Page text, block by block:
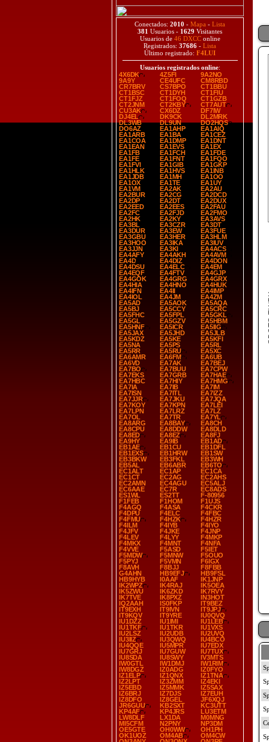
Conectados: 2010 - Mapa - Lista
381 Usuarios - 1629 Visitantes
Usuarios de 46 DXCConline
Registrados: 37686 - Lista
Último registrado: F4LUI
Usuarios registrados online:
4X6DK
4Z5FI
9A2NO
9A9Y
CE4UFC
CM8RBD
CR7BRV
CS7BPO
CT1BBU
CT1BSC
CT1DYH
CT1FIU
CT1FJZ
CT1FOQ
CT1GZB
CT2JNM
CT2KBY
CT7AUT
CU3AK
CX6DZ
DF7IW
DJ4EL
DK9CK
DL2MRK
DL3WB
DL9UN
DO2HQS
DO6AZ
EA1AHP
EA1AIQ
EA1ARB
EA1BA
EA1CEZ
EA1COA
EA1DMP
EA1DNT
EA1EAN
EA1EVS
EA1EX
EA1FB
EA1FCH
EA1FDE
EA1FE
EA1FNT
EA1FQO
EA1FVI
EA1GIB
EA1GKP
EA1HLK
EA1HVS
EA1INB
EA1JDB
EA1MH
EA1OO
EA1OX
EA1TE
EA1UY
EA1VM
EA2AK
EA2AU
EA2BUR
EA2CG
EA2DCD
EA2DP
EA2DT
EA2DUX
EA2EED
EA2EES
EA2FAU
EA2FC
EA2FJD
EA2FMO
EA2HK
EA2KY
EA3AVS
EA3BL
EA3CZR
EA3DT
EA3DUR
EA3EW
EA3FUE
EA3GBU
EA3HER
EA3HLM
EA3HOO
EA3IKA
EA3IUV
EA3JJN
EA3KI
EA4ACS
EA4AFY
EA4AKH
EA4AVM
EA4D
EA4DIZ
EA4DON
EA4DSU
EA4ELC
EA4EM
EA4EQF
EA4FTV
EA4GJP
EA4GOK
EA4GRG
EA4GRX
EA4HIA
EA4HNO
EA4HUK
EA4IFN
EA4II
EA4IMP
EA4IOL
EA4JM
EA4ZM
EA5AD
EA5AOK
EA5AQA
EA5BJ
EA5CCY
EA5CRC
EA5FHC
EA5FPL
EA5GKL
EA5GL
EA5GZV
EA5HBM
EA5HNF
EA5ICR
EA5IIG
EA5JAX
EA5JHD
EA5JLB
EA5KDZ
EA5KE
EA5KFI
EA5NA
EA5PS
EA5RL
EA5RR
EA5RU
EA5XC
EA6AMR
EA6FM
EA6UB
EA6VD
EA7AK
EA7BEJ
EA7BO
EA7BUU
EA7CPW
EA7EKS
EA7GRB
EA7HAE
EA7HBC
EA7HIY
EA7HMG
EA7IA
EA7IB
EA7IM
EA7ISN
EA7ITL
EA7IZZ
EA7JJR
EA7JKU
EA7JQA
EA7KOY
EA7KPN
EA7LEI
EA7LPN
EA7LRZ
EA7LZ
EA7OL
EA7TR
EA7YL
EA8ARG
EA8BAY
EA8CH
EA8CPU
EA8DDW
EA8DLD
EA8ED
EA8EZ
EA8FJ
EA9HY
EA9IB
EB1AD
EB1AE
EB1CU
EB1DFL
EB1EXS
EB1HRW
EB1SW
EB3BKW
EB3FKL
EB3WH
EB5AL
EB6ABR
EB6TO
EC1ALT
EC1AP
EC1CA
EC1CT
EC2AG
EC2AHS
EC2AMN
EC4AGU
EC5ALJ
EC6AAE
EC7R
EC8ADS
ES1WL
ES2TT
F-80956
F1FEB
F1HOM
F1UJS
F4AGQ
F4ASA
F4CKR
F4DPU
F4ELC
F4FBC
F4FMU
F4HZK
F4HZR
F4ILM
F4IYB
F4IYO
F4JFV
F4JKE
F4JNP
F4LEV
F4LYY
F4MKP
F4MKX
F4MNT
F4NFA
F4VVE
F5ASD
F5IET
F5MDW
F5MNW
F5OUO
F5PYJ
F5VMN
F6IGX
F8AVH
F8BJJ
F8FBB
G4AHN
HB9EFJ
HB9FSL
HB9HYB
I0AAF
IK1JNP
IK2WPZ
IK4RAJ
IK5OEA
IK5ZWU
IK6ZKD
IK7RVY
IK7TVE
IK8PXZ
IN3HOT
IQ2AAH
IS0FKP
IT9BEZ
IT9EXH
IT9IVN
IT9JPJ
IT9KQV
IT9YRE
IU0QVQ
IU1DZZ
IU1IMI
IU1LEB
IU1TKF
IU1TKR
IU1VXS
IU2LSZ
IU2UDB
IU2UVQ
IU3IIZ
IU3QWQ
IU4BCO
IU4QQE
IU5MPR
IU7EDX
IU7GRJ
IU7GUW
IU7TUX
IU8SDA
IU8SWY
IV3MTS
IW0GTL
IW1DMJ
IW1RIM
IW8DGZ
IZ0ADG
IZ0FYO
IZ1ELP
IZ1QNX
IZ1TNA
IZ2LPT
IZ3ZMM
IZ4EKI
IZ5EBD
IZ5MMK
IZ5SAX
IZ6BRJ
IZ7DJS
IZ7EUH
IZ8DFO
IZ8GEL
JF6XQJ
JR6GUU
KB2SXT
KC3UTT
KP4AF
KP4JRS
LU3ETM
LW8DLF
LX1DA
M0MNG
MI5CFM
N2PNY
NP3DM
OE5GTE
OH0WW
OH1PH
OK1UOZ
OM4AB
OM4CW